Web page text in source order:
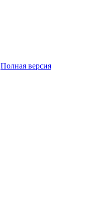
Полная версия